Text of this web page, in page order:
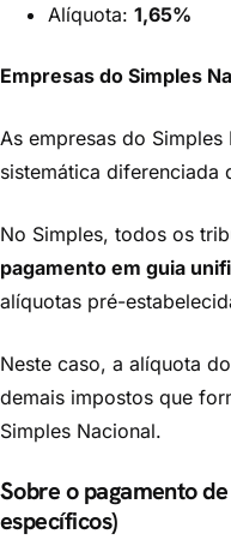
Alíquota: 1,65%
Empresas do Simples
As empresas do
sistemática diferenciada
No Simples, todos os
pagamento em guia
alíquotas pré-
Neste caso, a alíquota do
demais impostos que
Simples Nacional.
Sobre o pagamento
específicos)